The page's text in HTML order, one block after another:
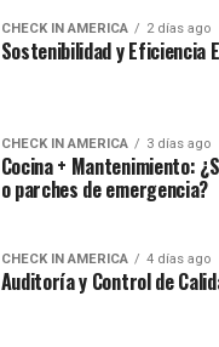
CHECK IN AMERICA 2 días ago
Sostenibilidad y Eficiencia
CHECK IN AMERICA 3 días ago
Cocina + Mantenimiento:
o parches de emergencia?
CHECK IN AMERICA 4 días ago
Auditoría y Control de